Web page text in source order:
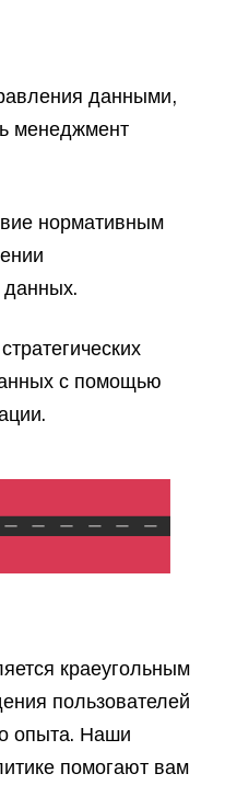
данными,
менеджмент
нормативным
с помощью
краеугольным
пользователей
опыта. Наши
помогают вам